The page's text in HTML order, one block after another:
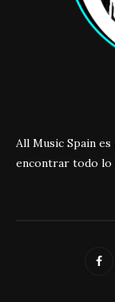
All Music Spain
encontrar todo lo